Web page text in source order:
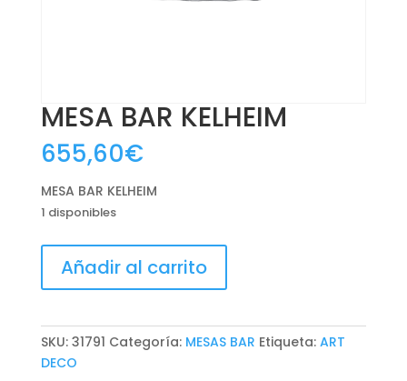
MESA BAR KELHEIM
655,60€
MESA BAR KELHEIM
1 disponibles
BAR
KELHEIM
Añadir al carrito
SKU: 31791 Categoría: MESAS BAR Etiqueta: ART
DECO